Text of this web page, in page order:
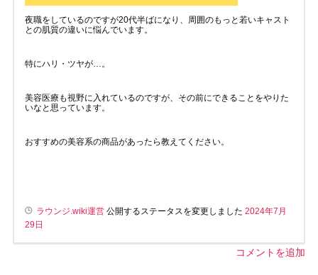
夜職をしているのですが20代半ばになり、周囲のもっと若いキャスト
との肌質の違いに悩んでいます。
特にハリ・ツヤが…。
美容医療も視野に入れているのですが、その前にできることをやりた
いなと思っています。
おすすめの美容系の商品があったら教えてください。
ラウンジ.wiki運営公開するステータスを変更しました 2024年7月
29日
コメントを追加